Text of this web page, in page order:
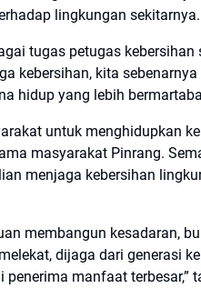
lingkungan sekitarnya.
tugas petugas
kebersihan, kita
hidup yang lebih
untuk menghidupkan
masyarakat Pinrang.
menjaga kebersihan
membangun kesadaran,
dijaga dari generasi
manfaat terbesar,”